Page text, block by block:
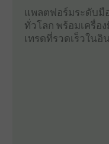
แพลตฟอร์มระดับมื
ทั่วโลก พร้อมเครื่อ
เทรดที่รวดเร็วในอิ